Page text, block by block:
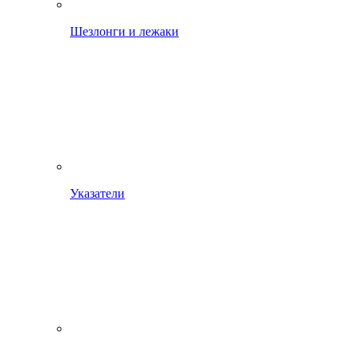
Шезлонги и лежаки
Указатели